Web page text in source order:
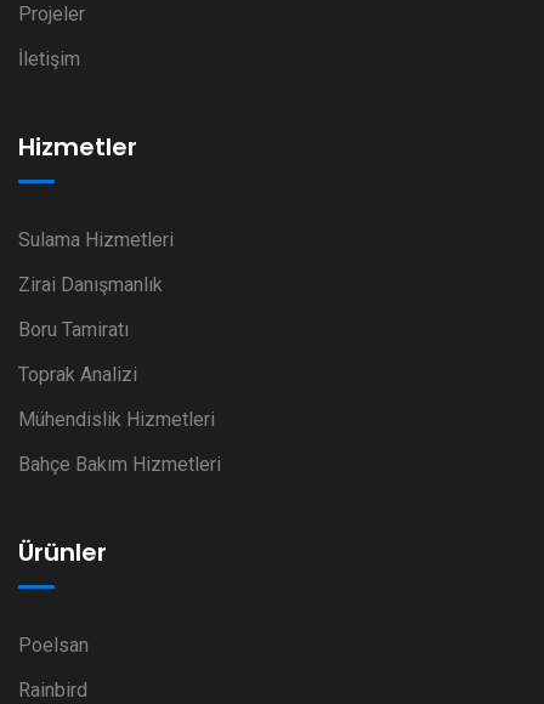
Projeler
İletişim
Hizmetler
Sulama Hizmetleri
Zirai Danışmanlık
Boru Tamiratı
Toprak Analizi
Mühendislik Hizmetleri
Bahçe Bakım Hizmetleri
Ürünler
Poelsan
Rainbird